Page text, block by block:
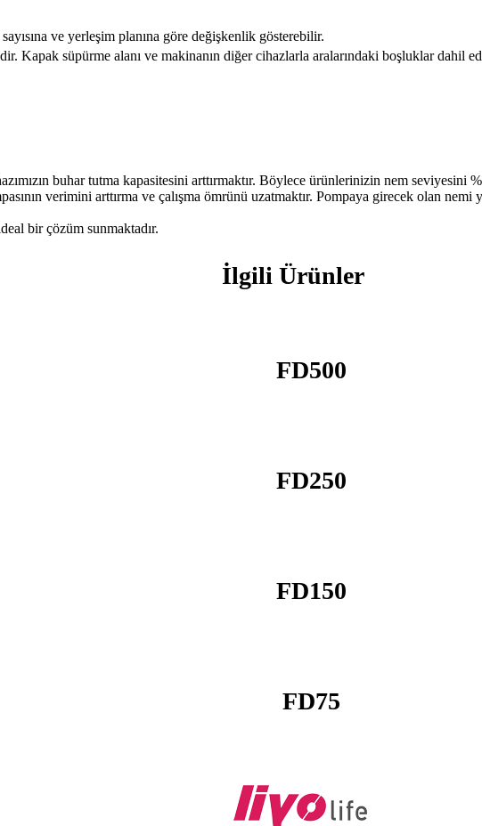
ve yerleşim planına göre değişkenlik gösterebilir.
Kapak süpürme alanı ve makinanın diğer cihazlarla aralarındaki boşluklar dahil
buhar tutma kapasitesini arttırmaktır. Böylece ürünlerinizin nem seviyesini
verimini arttırma ve çalışma ömrünü uzatmaktır. Pompaya girecek olan nemi
bir çözüm sunmaktadır.
İlgili Ürünler
FD500
FD250
FD150
FD75